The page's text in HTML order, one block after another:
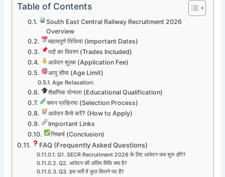
Table of Contents
South East Central Railway Recruitment 2026
Overview
महत्वपूर्ण तिथियां (Important Dates)
पदों का विवरण (Trades Included)
आवेदन शुल्क (Application Fee)
आयु सीमा (Age Limit)
Age Relaxation:
शैक्षणिक योग्यता (Educational Qualification)
चयन प्रक्रिया (Selection Process)
आवेदन कैसे करें? (How to Apply)
Important Links
निष्कर्ष (Conclusion)
FAQ (Frequently Asked Questions)
Q1. SECR Recruitment 2026 के लिए आवेदन कब शुरू होंगे?
Q2. आवेदन की अंतिम तिथि क्या है?
Q3. इस भर्ती में कुल कितने पद हैं?